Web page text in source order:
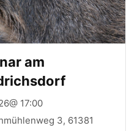
am
17:00
3, 61381